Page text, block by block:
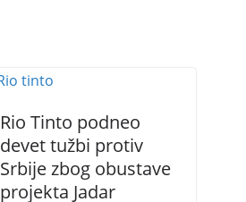
Rio Tinto podneo
devet tužbi protiv
Srbije zbog obustave
projekta Jadar